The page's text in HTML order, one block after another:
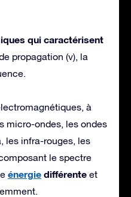
qui caractérisent
propagation (v), la
à
micro-ondes, les ondes
les infra-rouges, les
le spectre
énergie différente et